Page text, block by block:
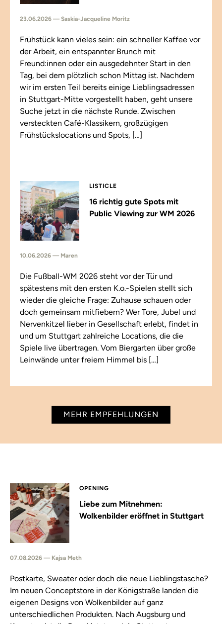
23.06.2026 — Saskia-Jacqueline Moritz
Frühstück kann vieles sein: ein schneller Kaffee vor
der Arbeit, ein entspannter Brunch mit
Freund:innen oder ein ausgedehnter Start in den
Tag, bei dem plötzlich schon Mittag ist. Nachdem
wir im ersten Teil bereits einige Lieblingsadressen
in Stuttgart-Mitte vorgestellt haben, geht unsere
Suche jetzt in die nächste Runde. Zwischen
versteckten Café-Klassikern, großzügigen
Frühstückslocations und Spots, […]
LISTICLE
16 richtig gute Spots mit
Public Viewing zur WM 2026
10.06.2026 — Maren
Die Fußball-WM 2026 steht vor der Tür und
spätestens mit den ersten K.o.-Spielen stellt sich
wieder die gleiche Frage: Zuhause schauen oder
doch gemeinsam mitfiebern? Wer Tore, Jubel und
Nervenkitzel lieber in Gesellschaft erlebt, findet in
und um Stuttgart zahlreiche Locations, die die
Spiele live übertragen. Vom Biergarten über große
Leinwände unter freiem Himmel bis […]
MEHR EMPFEHLUNGEN
OPENING
Liebe zum Mitnehmen:
Wolkenbilder eröffnet in Stuttgart
07.08.2026 — Kajsa Meth
Postkarte, Sweater oder doch die neue Lieblingstasche?
Im neuen Conceptstore in der Königstraße landen die
eigenen Designs von Wolkenbilder auf ganz
unterschiedlichen Produkten. Nach Augsburg und